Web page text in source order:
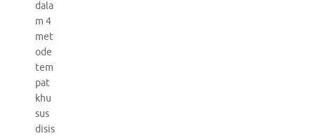
dala
m 4
met
ode
tem
pat
khu
sus
disis